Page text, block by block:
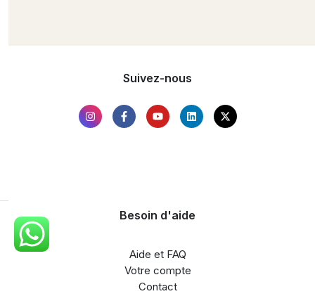
Suivez-nous
Besoin d'aide
Aide et FAQ
Votre compte
Contact